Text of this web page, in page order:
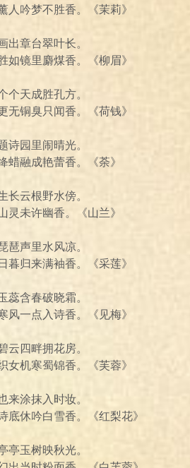
吟梦不胜香。《茉莉》
章台翠叶长。
镜里麝煤香。《柳眉》
天成胜孔方。
铜臭只闻香。《荷钱》
园里闹晴光。
融成艳蕾香。《荼》
云根野水傍。
未许幽香。《山兰》
声里水风凉。
归来满袖香。《采莲》
含春破晓霜。
一点入诗香。《见梅》
四畔拥花房。
机寒蜀锦香。《芙蓉》
涂抹入时妆。
休吟白雪香。《红梨花》
玉树映秋光。